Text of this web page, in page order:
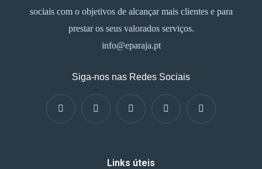
sociais com o objetivos de alcançar mais clientes e para
prestar os seus valorados serviços.
info@eparaja.pt
Siga-nos nas Redes Sociais
Links úteis